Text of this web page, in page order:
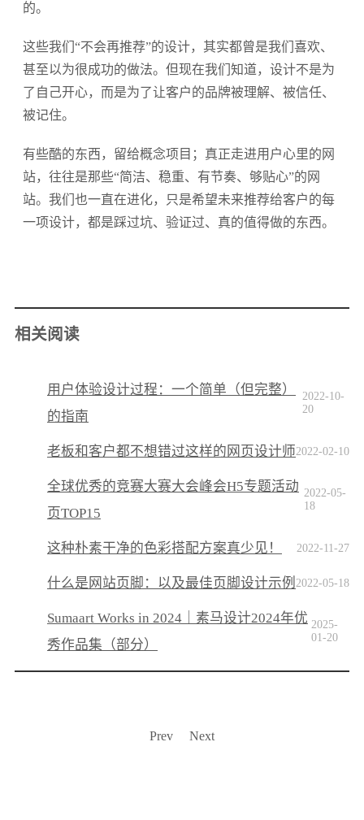
的。
这些我们“不会再推荐”的设计，其实都曾是我们喜欢、
甚至以为很成功的做法。但现在我们知道，设计不是为
了自己开心，而是为了让客户的品牌被理解、被信任、
被记住。
有些酷的东西，留给概念项目；真正走进用户心里的网
站，往往是那些“简洁、稳重、有节奏、够贴心”的网
站。我们也一直在进化，只是希望未来推荐给客户的每
一项设计，都是踩过坑、验证过、真的值得做的东西。
相关阅读
用户体验设计过程：一个简单（但完整）
的指南
2022-10-
20
老板和客户都不想错过这样的网页设计师2022-02-10
全球优秀的竞赛大赛大会峰会H5专题活动
页TOP15
2022-05-
18
这种朴素干净的色彩搭配方案真少见！ 2022-11-27
什么是网站页脚：以及最佳页脚设计示例 2022-05-18
Sumaart Works in 2024｜素马设计2024年优
秀作品集（部分）
2025-
01-20
Prev Next